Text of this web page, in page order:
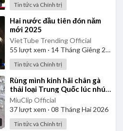
Tin tức và Chính trị
⁣Hai nước đầu tiên đón năm
mới 2025
VietTube Trending Official
55 lượt xem · 14 Tháng Giêng 2025
Tin tức và Chính trị
⁣Rùng mình kinh hãi chân gà
thải loại Trung Quốc lúc nhúc
giòi bọ, cấp đông 20 năm
MiuClip Official
37lượt xem · 08 Tháng Hai 2026
Tin tức và Chính trị